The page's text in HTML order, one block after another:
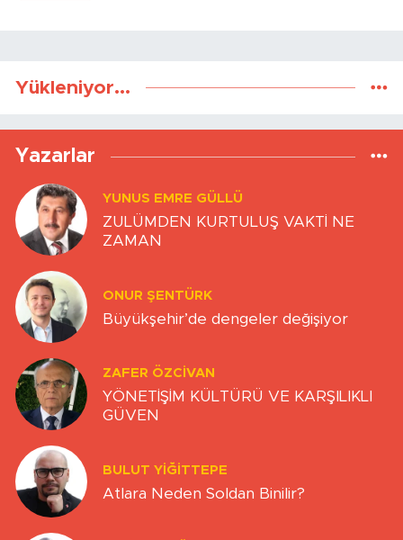
Yükleniyor...
Yazarlar
YUNUS EMRE GÜLLÜ
ZULÜMDEN KURTULUŞ VAKTİ NE
ZAMAN
ONUR ŞENTÜRK
Büyükşehir’de dengeler değişiyor
ZAFER ÖZCIVAN
YÖNETİŞİM KÜLTÜRÜ VE KARŞILIKLI
GÜVEN
BULUT YİĞİTTEPE
Atlara Neden Soldan Binilir?